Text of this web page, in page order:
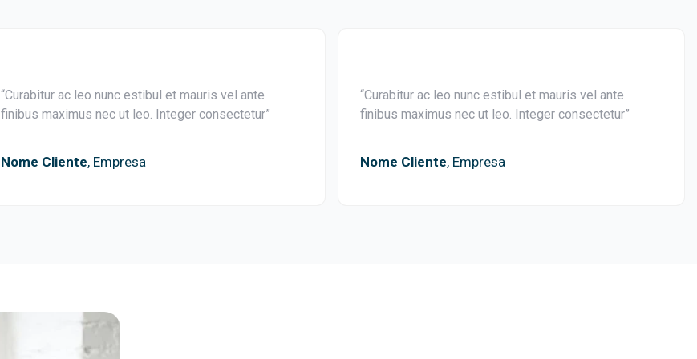
“Curabitur ac leo nunc estibul et mauris vel ante
finibus maximus nec ut leo. Integer consectetur”
Nome Cliente, Empresa
“Curabitur ac leo nunc estibul et mauris vel ante
finibus maximus nec ut leo. Integer consectetur”
Nome Cliente, Empresa